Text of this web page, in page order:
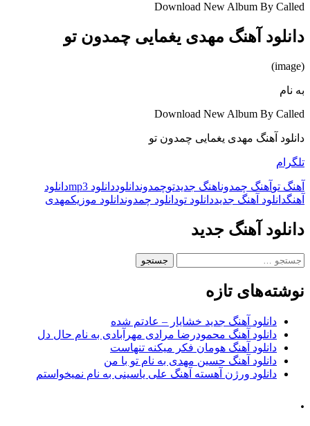
Download New Album By Called
دانلود آهنگ مهدی یغمایی چمدون تو
(image)
به نام
Download New Album By Called
دانلود آهنگ مهدی یغمایی چمدون تو
تلگرام
آهنگ تو آهنگ چمدوناهنگ جدیدتوچمدوندانلوددانلود mp3
دانلود
آهنگدانلود آهنگ جدیددانلود تودانلود چمدوندانلود موزیکمهدی
دانلود آهنگ جدید
جستجو
نوشته‌های تازه
دانلود آهنگ جدید خشایار – عادتم شده
دانلود آهنگ محمودرضا مرادی مهرآبادی به نام حال دل
دانلود آهنگ هومان فکر میکنه تنهاست
دانلود آهنگ حسین مهدی به نام تو با من
دانلود ورژن آهسته آهنگ علی یاسینی به نام نمیخواستم
.